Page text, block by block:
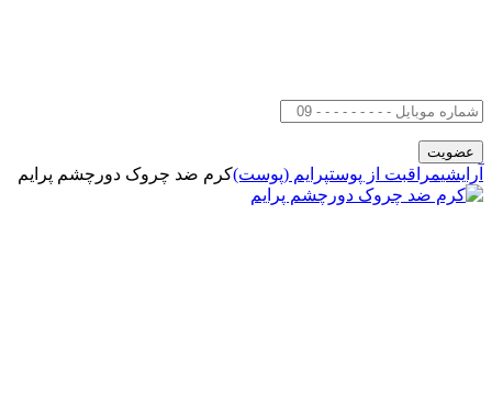
آرایشیمراقبت از پوستپرایم (پوست)کرم ضد چروک دورچشم پرایم